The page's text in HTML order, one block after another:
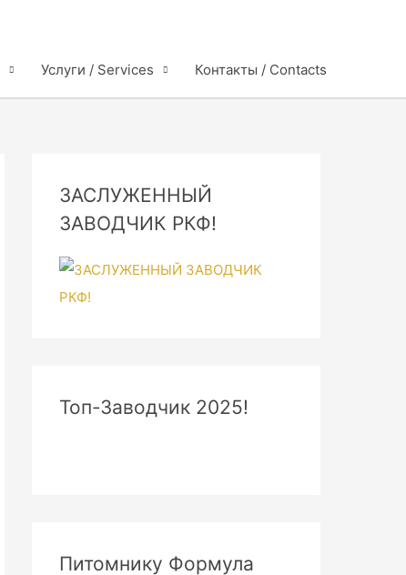
Услуги / Services Контакты / Contacts
ЗАСЛУЖЕННЫЙ
ЗАВОДЧИК РКФ!
Топ-Заводчик 2025!
Питомнику Формула